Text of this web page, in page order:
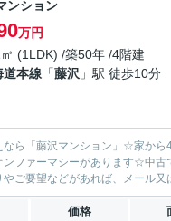
ンション
万円
(1LDK) /築50年 /4階建
道本線 「藤沢 」駅 徒歩10分
ら「藤沢マンション」☆家か
ファーマシーがあります☆中
ご要望などがあれば、メール
価格